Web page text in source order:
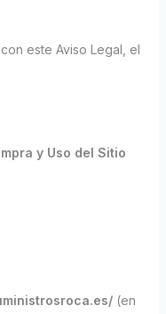
este Aviso Legal, el
y Uso del Sitio
(en